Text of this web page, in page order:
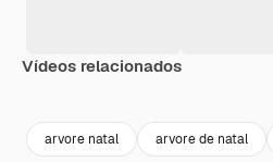
Vídeos relacionados
arvore natal arvore de natal